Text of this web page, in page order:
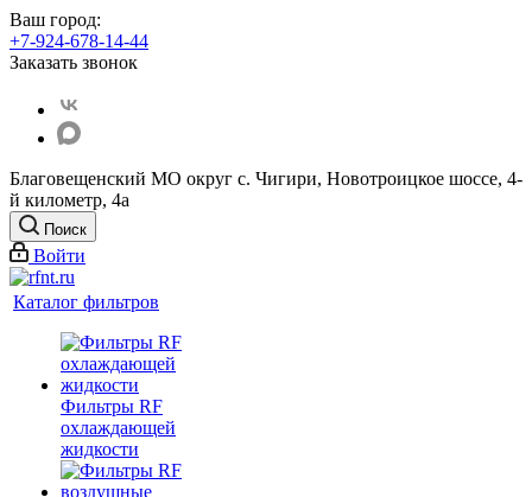
Ваш город:
+7-924-678-14-44‬
Заказать звонок
Благовещенский МО округ с. Чигири, Новотроицкое шоссе, 4-
й километр, 4а
Поиск
Войти
Каталог фильтров
Фильтры RF
охлаждающей
жидкости